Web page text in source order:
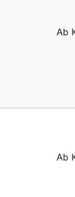
Ab
Ab